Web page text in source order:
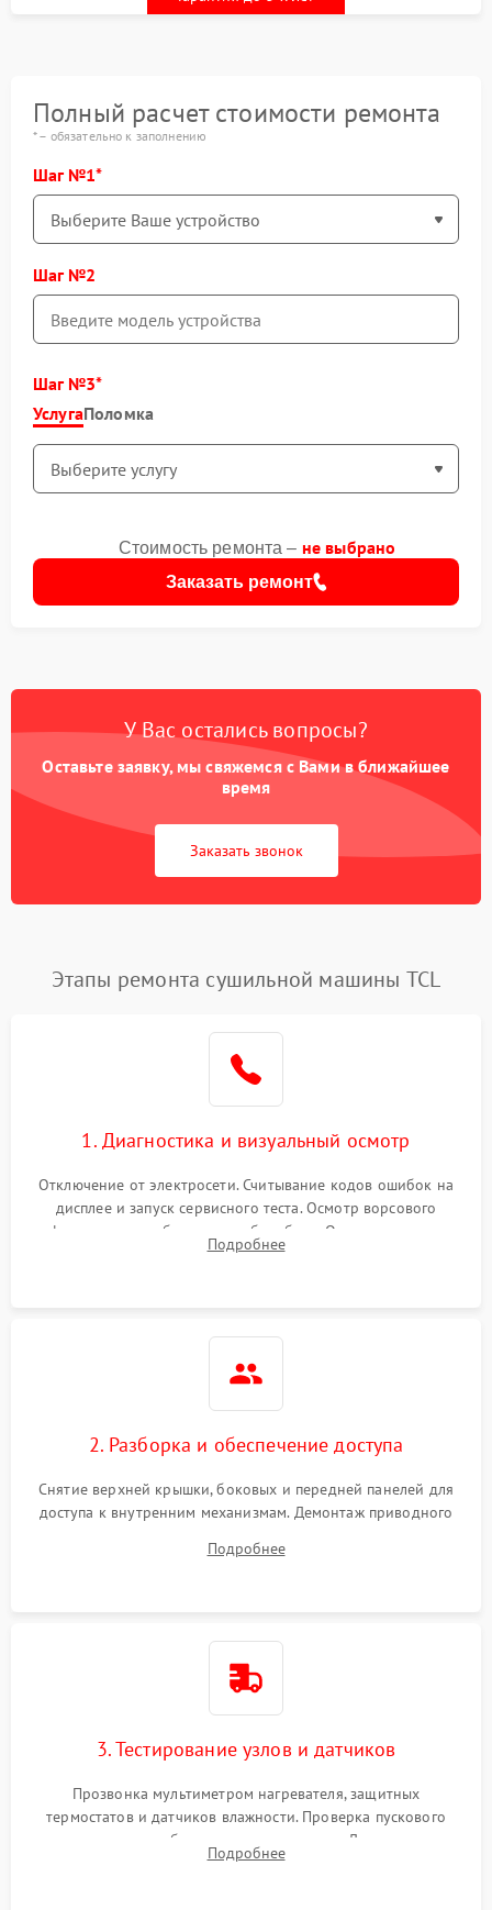
Полный расчет стоимости ремонта
* – обязательно к заполнению
Шаг №1
Шаг №2
Шаг №3
УслугаПоломка
Заказать ремонт
Стоимость ремонта – не выбрано
У Вас остались вопросы?
Оставьте заявку, мы свяжемся с Вами в ближайшее
время
Заказать звонок
Этапы ремонта сушильной машины TCL
1. Диагностика и визуальный осмотр
Отключение от электросети. Считывание кодов ошибок на
дисплее и запуск сервисного теста. Осмотр ворсового
фильтра, теплообменника и барабана. Опрос клиента о
неисправностях (не сушит, не крутит барабан, сильно шумит
Подробнее
2. Разборка и обеспечение доступа
Снятие верхней крышки, боковых и передней панелей для
доступа к внутренним механизмам. Демонтаж приводного
Обеспечение свободного доступа к ТЭНу, компрессору,
Подробнее
3. Тестирование узлов и датчиков
Прозвонка мультиметром нагревателя, защитных
термостатов и датчиков влажности. Проверка пускового
конденсатора, обмоток мотора и помпы. Для машин с
тепловым насосом — диагностика работы компрессора и
Подробнее